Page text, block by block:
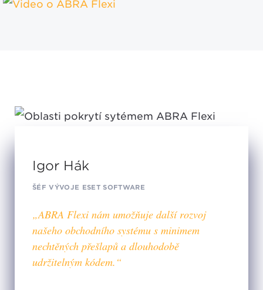
Igor Hák
ŠÉF VÝVOJE ESET SOFTWARE
„ABRA Flexi nám umožňuje další rozvoj
našeho obchodního systému s minimem
nechtěných přešlapů a dlouhodobě
udržitelným kódem.“